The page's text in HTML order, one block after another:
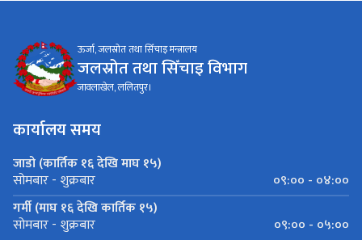
ऊर्जा, जलस्रोत तथा सिँचाइ मन्त्रालय
जलस्रोत तथा सिँचाइ विभाग
जावलाखेल, ललितपुर।
कार्यालय समय
जाडो (कार्तिक १६ देखि माघ १५)
सोमबार - शुक्रबार
०९:०० - ०४:००
गर्मी (माघ १६ देखि कार्तिक १५)
सोमबार - शुक्रबार ०९:०० - ०५:००